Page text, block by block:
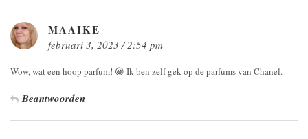
MAAIKE
februari 3, 2023 / 2:54 pm
Wow, wat een hoop parfum! 😀 Ik ben zelf gek op de parfums van Chanel.
Beantwoorden